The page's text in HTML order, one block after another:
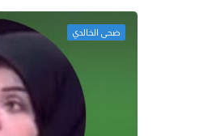
ضحى الخالدي